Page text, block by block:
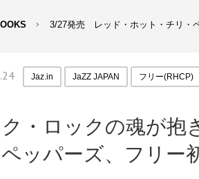
3/27発売 レッド・ホット・チリ・
Jaz.in JaZZ JAPAN フリー(RHCP)
・ロックの魂が抱
ペッパーズ、フリー